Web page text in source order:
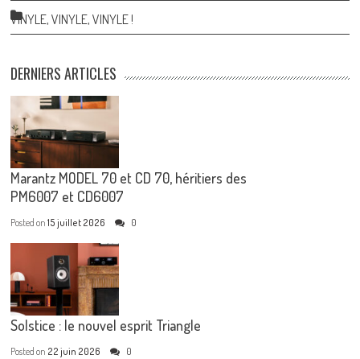
VINYLE, VINYLE, VINYLE !
DERNIERS ARTICLES
Marantz MODEL 70 et CD 70, héritiers des
PM6007 et CD6007
Posted on15 juillet 2026 0
Solstice : le nouvel esprit Triangle
Posted on 22 juin 2026 0